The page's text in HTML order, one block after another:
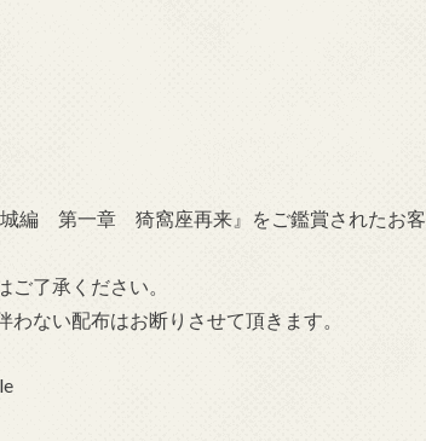
編 第一章 猗窩座再来』をご鑑賞されたお客
了承ください。
ない配布はお断りさせて頂きます。